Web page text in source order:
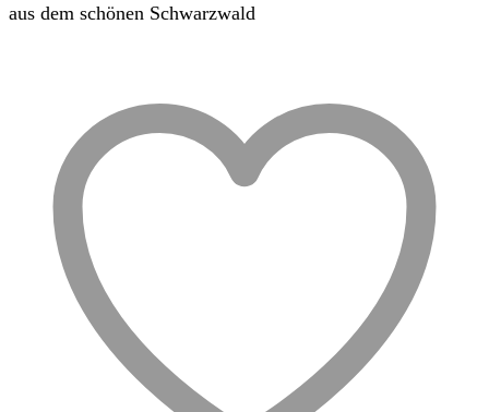
aus dem schönen Schwarzwald